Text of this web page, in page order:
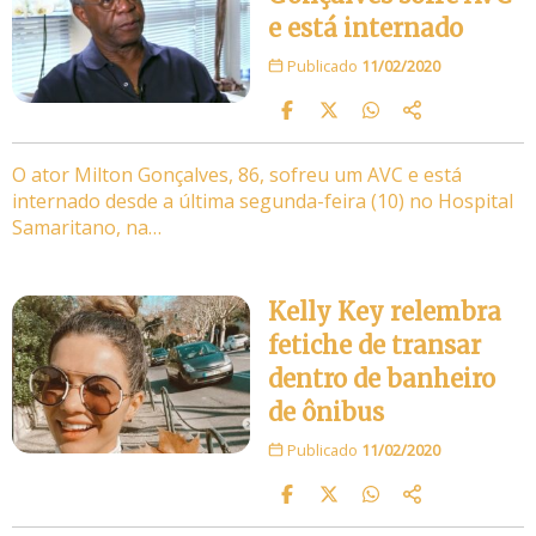
e está internado
Publicado 11/02/2020
O ator Milton Gonçalves, 86, sofreu um AVC e está
internado desde a última segunda-feira (10) no Hospital
Samaritano, na…
Kelly Key relembra
fetiche de transar
dentro de banheiro
de ônibus
Publicado 11/02/2020